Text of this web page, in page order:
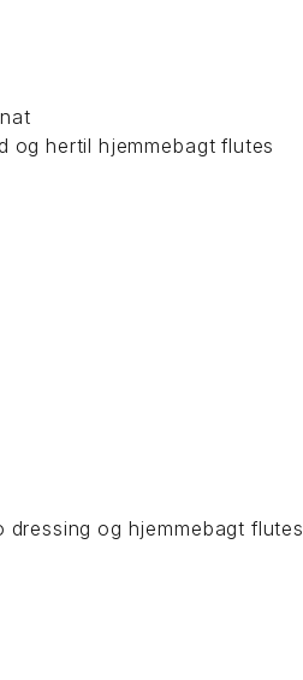
og hertil hjemmebagt flutes
og hjemmebagt flutes